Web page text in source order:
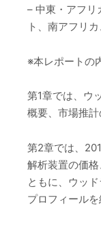
– 中東・アフリ
ト、南アフリカ
※本レポートの
第1章では、ウ
概要、市場推計
第2章では、
解析装置の価
ともに、ウッ
プロフィールを